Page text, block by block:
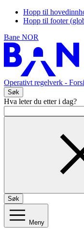
Hopp til
Hopp til footer
Bane NOR
Operativt regelverk -
Søk
Hva leter du etter i dag?
Søk
Meny